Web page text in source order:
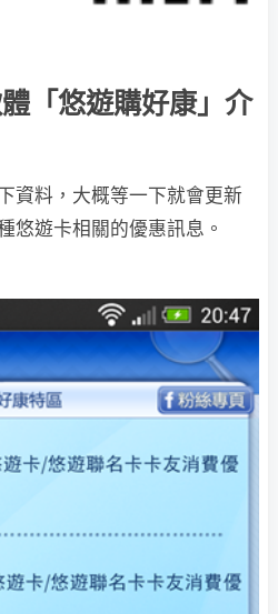
「悠遊購好康」介
資料，大概等一下就會更新
悠遊卡相關的優惠訊息。